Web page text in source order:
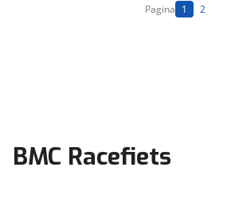
Pagina 1 2
BMC Racefiets